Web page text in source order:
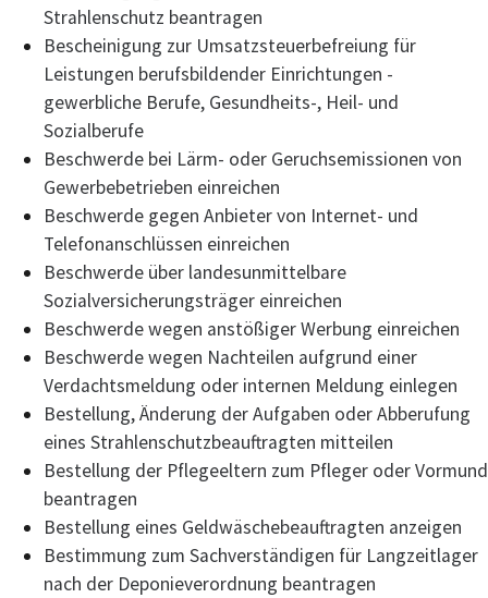
Strahlenschutz beantragen
Bescheinigung zur Umsatzsteuerbefreiung für
Leistungen berufsbildender Einrichtungen -
gewerbliche Berufe, Gesundheits-, Heil- und
Sozialberufe
Beschwerde bei Lärm- oder Geruchsemissionen von
Gewerbebetrieben einreichen
Beschwerde gegen Anbieter von Internet- und
Telefonanschlüssen einreichen
Beschwerde über landesunmittelbare
Sozialversicherungsträger einreichen
Beschwerde wegen anstößiger Werbung einreichen
Beschwerde wegen Nachteilen aufgrund einer
Verdachtsmeldung oder internen Meldung einlegen
Bestellung, Änderung der Aufgaben oder Abberufung
eines Strahlenschutzbeauftragten mitteilen
Bestellung der Pflegeeltern zum Pfleger oder Vormund
beantragen
Bestellung eines Geldwäschebeauftragten anzeigen
Bestimmung zum Sachverständigen für Langzeitlager
nach der Deponieverordnung beantragen